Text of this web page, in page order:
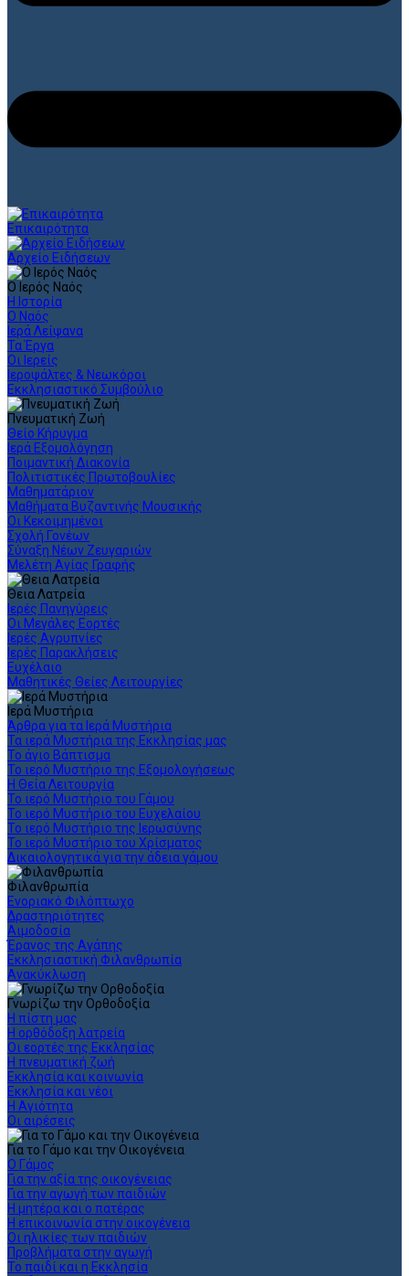
Επικαιρότητα
Αρχείο Ειδήσεων
Ο Ιερός Ναός
Η Ιστορία
Ο Ναός
Ιερά Λείψανα
Τα Έργα
Οι Ιερείς
Ιεροψάλτες & Νεωκόροι
Εκκλησιαστικό Συμβούλιο
Πνευματική Ζωή
Θείο Κήρυγμα
Ιερά Εξομολόγηση
Ποιμαντική Διακονία
Πολιτιστικές Πρωτοβουλίες
Μαθηματάριον
Μαθήματα Βυζαντινής Μουσικής
Οι Κεκοιμημένοι
Σχολή Γονέων
Σύναξη Νέων Ζευγαριών
Μελέτη Αγίας Γραφής
Θεια Λατρεία
Ιερές Πανηγύρεις
Οι Μεγάλες Εορτές
Ιερές Αγρυπνίες
Ιερές Παρακλήσεις
Ευχέλαιο
Μαθητικές Θείες Λειτουργίες
Ιερά Μυστήρια
Άρθρα για τα Ιερά Μυστήρια
Τα ιερά Μυστήρια της Εκκλησίας μας
Το άγιο Βάπτισμα
Το ιερό Μυστήριο της Εξομολογήσεως
Η Θεία Λειτουργία
Το ιερό Μυστήριο του Γάμου
Το ιερό Μυστήριο του Ευχελαίου
Το ιερό Μυστήριο της Ιερωσύνης
Το ιερό Μυστήριο του Χρίσματος
Δικαιολογητικά για την άδεια γάμου
Φιλανθρωπία
Ενοριακό Φιλόπτωχο
Δραστηριότητες
Αιμοδοσία
Έρανος της Αγάπης
Εκκλησιαστική Φιλανθρωπία
Ανακύκλωση
Γνωρίζω την Ορθοδοξία
Η πίστη μας
Η ορθόδοξη λατρεία
Οι εορτές της Εκκλησίας
Η πνευματική ζωή
Εκκλησία και κοινωνία
Εκκλησία και νέοι
Η Αγιότητα
Οι αιρέσεις
Για το Γάμο και την Οικογένεια
Ο Γάμος
Για την αξία της οικογένειας
Για την αγωγή των παιδιών
Η μητέρα και ο πατέρας
Η επικοινωνία στην οικογένεια
Οι ηλικίες των παιδιών
Προβλήματα στην αγωγή
Το παιδί και η Εκκλησία